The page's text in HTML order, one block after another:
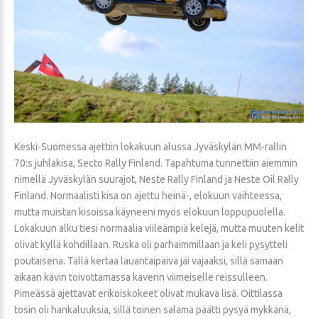
Keski-Suomessa ajettiin lokakuun alussa Jyväskylän MM-rallin
70:s juhlakisa, Secto Rally Finland. Tapahtuma tunnettiin aiemmin
nimellä Jyväskylän suurajot, Neste Rally Finland ja Neste Oil Rally
Finland. Normaalisti kisa on ajettu heinä-, elokuun vaihteessa,
mutta muistan kisoissa käyneeni myös elokuun loppupuolella.
Lokakuun alku tiesi normaalia viileämpiä kelejä, mutta muuten kelit
olivat kyllä kohdillaan. Ruska oli parhaimmillaan ja keli pysytteli
poutaisena. Tällä kertaa lauantaipäivä jäi vajaaksi, sillä samaan
aikaan kävin toivottamassa kaverin viimeiselle reissulleen.
Pimeässä ajettavat erikoiskokeet olivat mukava lisä. Oittilassa
tosin oli hankaluuksia, sillä toinen salama päätti pysyä mykkänä,